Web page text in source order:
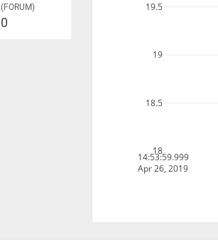
(FORUM)
0
14:53:59.999
Apr 26, 2019
18
18.5
19
19.5